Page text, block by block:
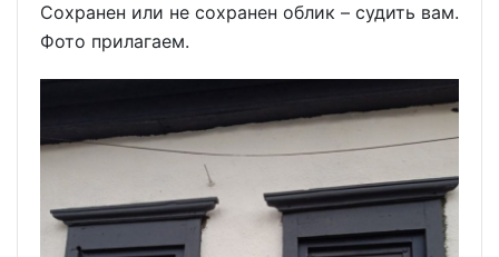
Сохранен или не сохранен облик – судить вам.
Фото прилагаем.